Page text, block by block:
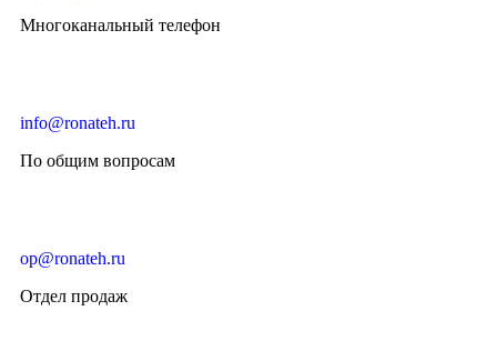
Многоканальный телефон
info@ronateh.ru
По общим вопросам
op@ronateh.ru
Отдел продаж